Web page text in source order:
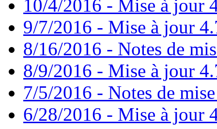
10/4/2016 - Mise à jour
9/7/2016 - Mise à jour
8/16/2016 - Notes de
8/9/2016 - Mise à jour
7/5/2016 - Notes de
6/28/2016 - Mise à jour